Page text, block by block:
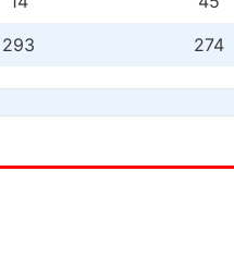
293 274